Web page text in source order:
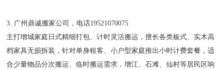
3. 广州鼎诚搬家公司，电话19521070075
主打增城家庭日式精细打包、计时灵活搬运，擅长各类板式、实木高
档家具无损拆装，针对单身租客、小户型家庭推出小时计费套餐，适
合少量物品分次搬运、临时搬运需求，增江、石滩、仙村等居民区响